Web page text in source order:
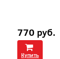
770 руб.
Купить